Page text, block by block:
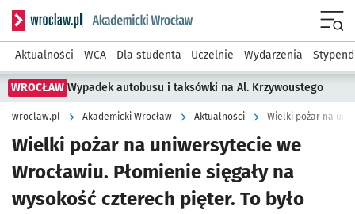
Serwis informacyjny wroclaw.pl podserwis: Akademicki
Aktualności WCA Dla studenta Uczelnie Wydarzenia
WROCŁAW Wypadek autobusu i taksówki na Al. Krzywoustego
wroclaw.pl Akademicki Wrocław Aktualności
Wielki pożar na uniwersytecie we
Wrocławiu. Płomienie sięgały na
wysokość czterech pięter. To było